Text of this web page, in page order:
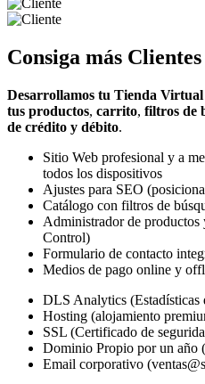
Consiga más Clientes
Desarrollamos tu Tienda Virtual
tus productos, carrito, filtros de
de crédito y débito.
Sitio Web profesional y a
todos los dispositivos
Ajustes para SEO
Catálogo con filtros de
Administrador de
Control)
Formulario de contacto
Medios de pago online y
DLS Analytics (Estadísticas
Hosting (alojamiento
SSL (Certificado de
Dominio Propio por un año
Email corporativo